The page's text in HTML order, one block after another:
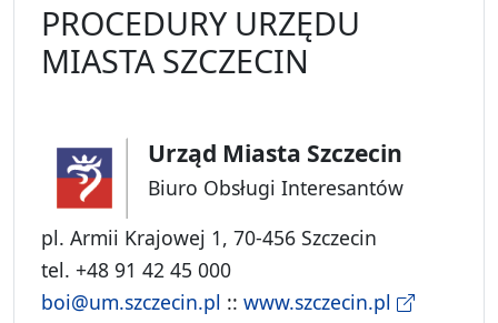
PROCEDURY URZĘDU
MIASTA SZCZECIN
Urząd Miasta Szczecin
Biuro Obsługi Interesantów
pl. Armii Krajowej 1, 70-456 Szczecin
tel. +48 91 42 45 000
boi@um.szczecin.pl :: www.szczecin.pl